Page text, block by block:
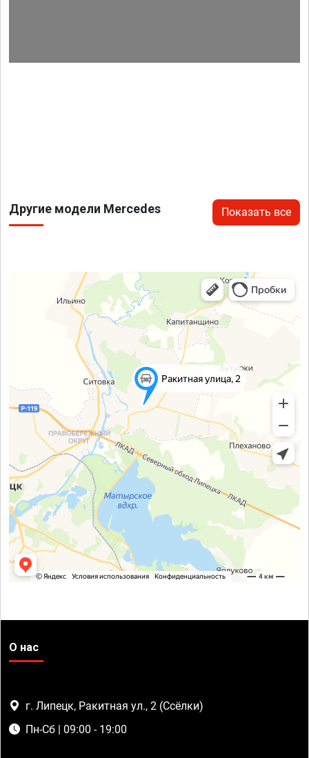
Другие модели Mercedes Показать все
О нас
г. Липецк, Ракитная ул., 2 (Ссёлки)
Пн-Сб | 09:00 - 19:00